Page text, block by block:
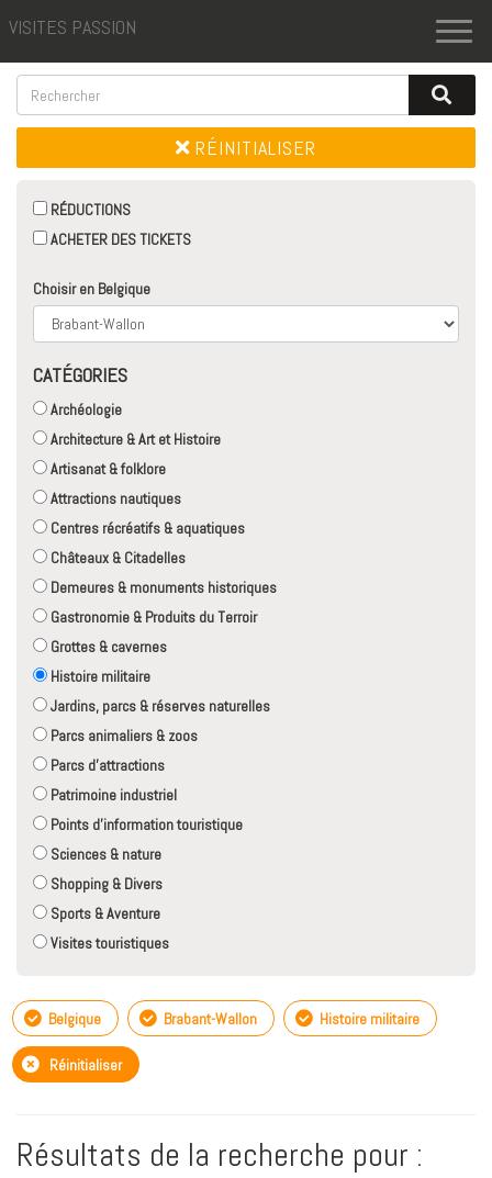
VISITES PASSION
RÉINITIALISER
RÉDUCTIONS
ACHETER DES TICKETS
Choisir en Belgique
CATÉGORIES
Archéologie
Architecture & Art et Histoire
Artisanat & folklore
Attractions nautiques
Centres récréatifs & aquatiques
Châteaux & Citadelles
Demeures & monuments historiques
Gastronomie & Produits du Terroir
Grottes & cavernes
Histoire militaire
Jardins, parcs & réserves naturelles
Parcs animaliers & zoos
Parcs d'attractions
Patrimoine industriel
Points d'information touristique
Sciences & nature
Shopping & Divers
Sports & Aventure
Visites touristiques
Belgique Brabant-Wallon Histoire militaire
Réinitialiser
Résultats de la recherche pour :